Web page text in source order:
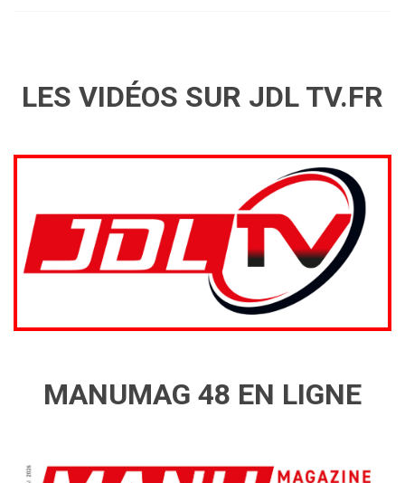
LES VIDÉOS SUR JDL TV.FR
MANUMAG 48 EN LIGNE